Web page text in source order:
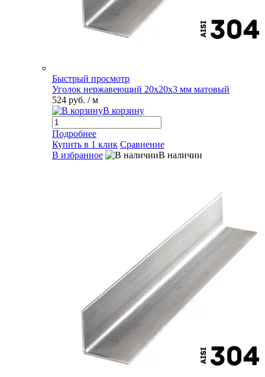
Быстрый просмотр
Уголок нержавеющий 20х20х3 мм матовый
524 руб. / м
В корзину
Подробнее
Купить в 1 клик Сравнение
В избранное
В наличии